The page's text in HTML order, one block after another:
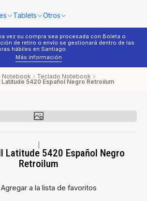
Tablets Otros
vez su compra sea procesada con Boleta o
de retiro o envío se gestionará dentro de las
hábiles en Santiago.
Más información
Notebook Teclado Notebook
5420 Español Negro Retroilum
Latitude 5420 Español Negro
Retroilum
Agregar a la lista de favoritos